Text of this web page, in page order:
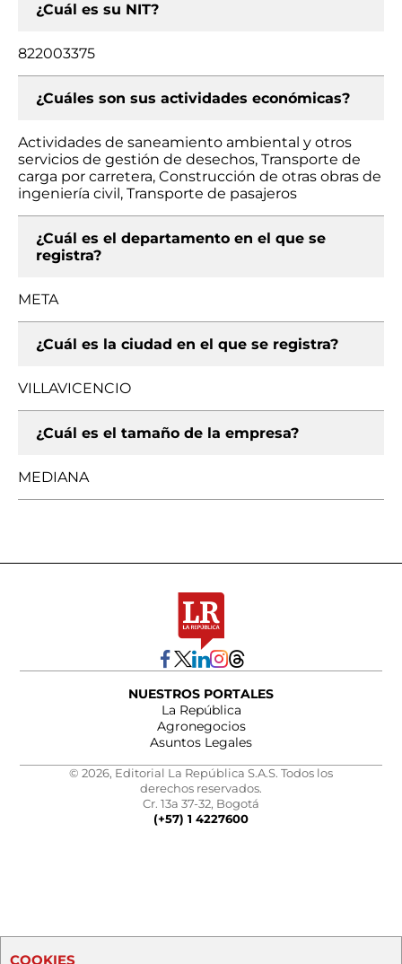
¿Cuál es su NIT?
822003375
¿Cuáles son sus actividades económicas?
Actividades de saneamiento ambiental y otros
servicios de gestión de desechos, Transporte de
carga por carretera, Construcción de otras obras de
ingeniería civil, Transporte de pasajeros
¿Cuál es el departamento en el que se
registra?
META
¿Cuál es la ciudad en el que se registra?
VILLAVICENCIO
¿Cuál es el tamaño de la empresa?
MEDIANA
NUESTROS PORTALES
La República
Agronegocios
Asuntos Legales
© 2026, Editorial La República S.A.S. Todos los
derechos reservados.
Cr. 13a 37-32, Bogotá
(+57) 1 4227600
COOKIES